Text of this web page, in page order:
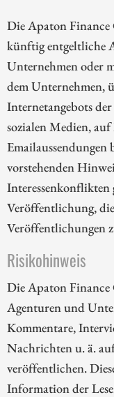
Die Apaton
künftig entgeltliche
Unternehmen oder
dem Unternehmen,
Internetangebots
sozialen Medien,
vorstehenden
Veröffentlichung,
Veröffentlichungen
Risikohinweis
Die Apaton
Agenturen und
Kommentare,
Nachrichten u. ä.
veröffentlichen.
Information der